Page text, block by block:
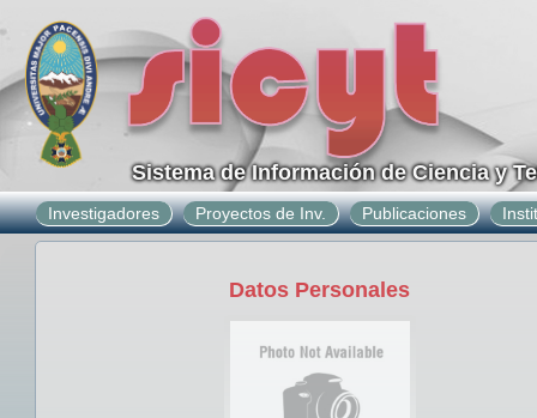
Sistema de Información de Ciencia y
Investigadores Proyectos de Inv. Publicaciones
Datos Personales